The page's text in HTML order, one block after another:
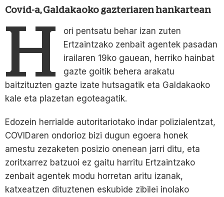
Covid-a, Galdakaoko gazteriaren hankartean
H
ori pentsatu behar izan zuten
Ertzaintzako zenbait agentek pasadan
irailaren 19ko gauean, herriko hainbat
gazte goitik behera arakatu
baitzituzten gazte izate hutsagatik eta Galdakaoko
kale eta plazetan egoteagatik.
Edozein herrialde autoritariotako indar polizialentzat,
COVIDaren ondorioz bizi dugun egoera honek
amestu zezaketen posizio onenean jarri ditu, eta
zoritxarrez batzuoi ez gaitu harritu Ertzaintzako
zenbait agentek modu horretan aritu izanak,
katxeatzen dituztenen eskubide zibilei inolako